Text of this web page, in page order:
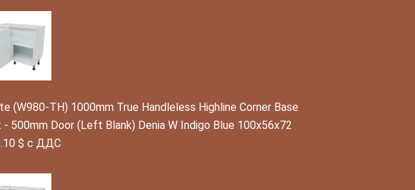
(W980-TH) 1000mm True Handleless Highline Corner Base
- 500mm Door (Left Blank) Denia W Indigo Blue 100x56x72
$ с ДДС